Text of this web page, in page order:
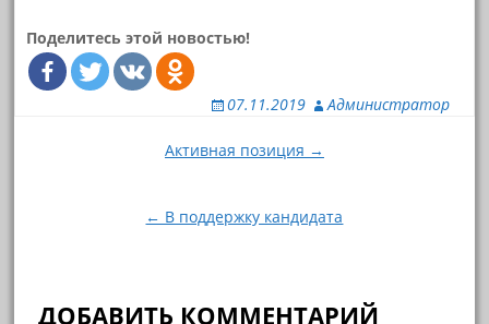
Поделитесь этой новостью!
07.11.2019 Администратор
Активная позиция →
← В поддержку кандидата
ДОБАВИТЬ КОММЕНТАРИЙ